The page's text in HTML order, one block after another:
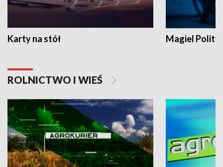
Karty na stół Magiel
ROLNICTWO I WIEŚ